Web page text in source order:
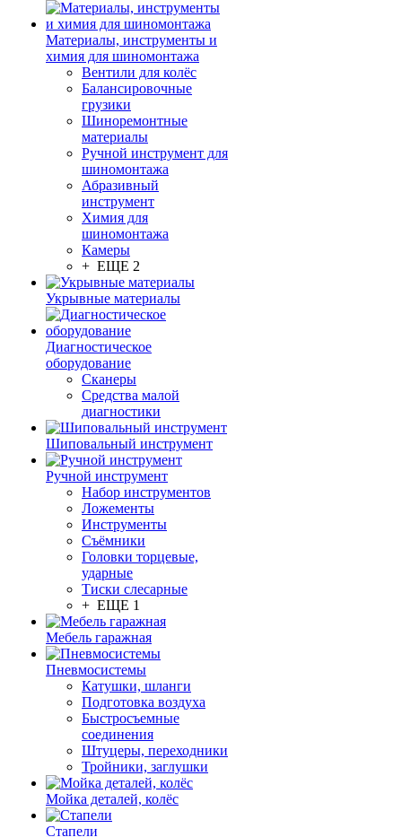
Материалы, инструменты и
химия для шиномонтажа
Вентили для колёс
Балансировочные
грузики
Шиноремонтные
материалы
Ручной инструмент для
шиномонтажа
Абразивный
инструмент
Химия для
шиномонтажа
Камеры
+ ЕЩЕ 2
Укрывные материалы
Диагностическое
оборудование
Сканеры
Средства малой
диагностики
Шиповальный инструмент
Ручной инструмент
Набор инструментов
Ложементы
Инструменты
Съёмники
Головки торцевые,
ударные
Тиски слесарные
+ ЕЩЕ 1
Мебель гаражная
Пневмосистемы
Катушки, шланги
Подготовка воздуха
Быстросъемные
соединения
Штуцеры, переходники
Тройники, заглушки
Мойка деталей, колёс
Стапели